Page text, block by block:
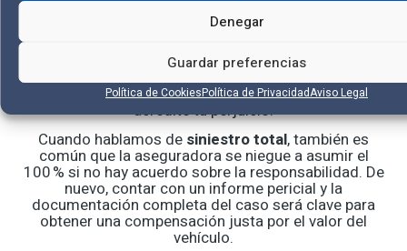
Denegar
Guardar preferencias
Política de CookiesPolítica de PrivacidadAviso Legal
Desde el punto de vista civil, si no se puede
demostrar que la culpa fue tuya, tienes derecho a
es tan importante acompañar tu reclamación con
informes médicos, certificados de atención
sanitaria, partes de urgencias y todo documento que
acredite tu perjuicio.
Cuando hablamos de siniestro total, también es
común que la aseguradora se niegue a asumir el
100 % si no hay acuerdo sobre la responsabilidad. De
nuevo, contar con un informe pericial y la
documentación completa del caso será clave para
obtener una compensación justa por el valor del
vehículo.